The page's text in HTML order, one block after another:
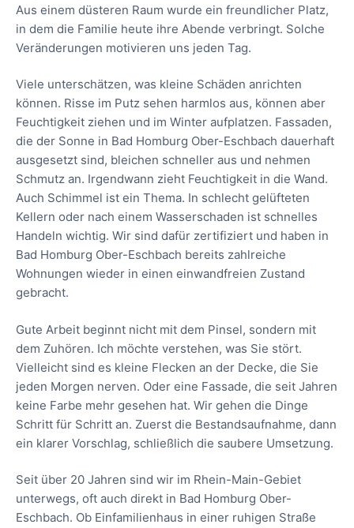
Aus einem düsteren Raum wurde ein freundlicher Platz,
in dem die Familie heute ihre Abende verbringt. Solche
Veränderungen motivieren uns jeden Tag.
Viele unterschätzen, was kleine Schäden anrichten
können. Risse im Putz sehen harmlos aus, können aber
Feuchtigkeit ziehen und im Winter aufplatzen. Fassaden,
die der Sonne in Bad Homburg Ober-Eschbach dauerhaft
ausgesetzt sind, bleichen schneller aus und nehmen
Schmutz an. Irgendwann zieht Feuchtigkeit in die Wand.
Auch Schimmel ist ein Thema. In schlecht gelüfteten
Kellern oder nach einem Wasserschaden ist schnelles
Handeln wichtig. Wir sind dafür zertifiziert und haben in
Bad Homburg Ober-Eschbach bereits zahlreiche
Wohnungen wieder in einen einwandfreien Zustand
gebracht.
Gute Arbeit beginnt nicht mit dem Pinsel, sondern mit
dem Zuhören. Ich möchte verstehen, was Sie stört.
Vielleicht sind es kleine Flecken an der Decke, die Sie
jeden Morgen nerven. Oder eine Fassade, die seit Jahren
keine Farbe mehr gesehen hat. Wir gehen die Dinge
Schritt für Schritt an. Zuerst die Bestandsaufnahme, dann
ein klarer Vorschlag, schließlich die saubere Umsetzung.
Seit über 20 Jahren sind wir im Rhein-Main-Gebiet
unterwegs, oft auch direkt in Bad Homburg Ober-
Eschbach. Ob Einfamilienhaus in einer ruhigen Straße